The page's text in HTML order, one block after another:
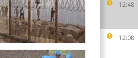
12:48
12:08